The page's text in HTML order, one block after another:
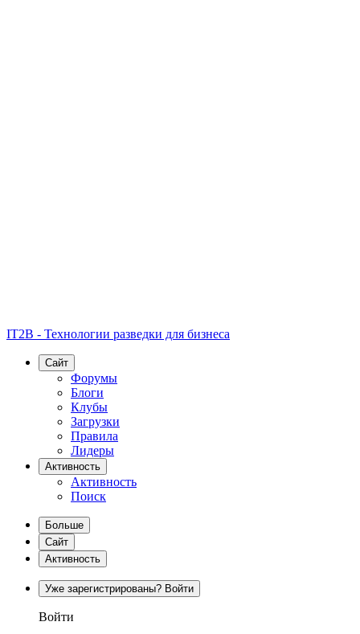
IT2B - Технологии разведки для бизнеса
Сайт
Форумы
Блоги
Клубы
Загрузки
Правила
Лидеры
Активность
Активность
Поиск
Больше
Сайт
Активность
Уже зарегистрированы? Войти
Войти